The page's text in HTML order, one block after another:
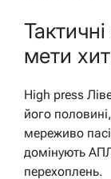
мети
High press
його
мереживо
домінують
перехоплень.